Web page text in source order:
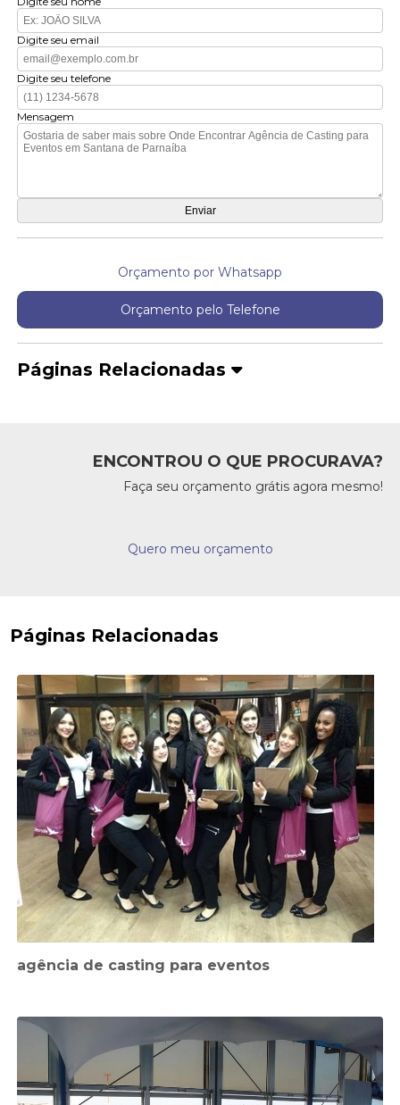
Digite seu email
Digite seu telefone
Mensagem
Orçamento por Whatsapp
Orçamento pelo Telefone
Páginas Relacionadas
ENCONTROU O QUE PROCURAVA?
Faça seu orçamento grátis agora mesmo!
Quero meu orçamento
Páginas Relacionadas
agência de casting para eventos